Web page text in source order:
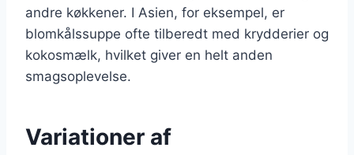
andre køkkener. I Asien, for eksempel, er
blomkålssuppe ofte tilberedt med krydderier og
kokosmælk, hvilket giver en helt anden
smagsoplevelse.
Variationer af